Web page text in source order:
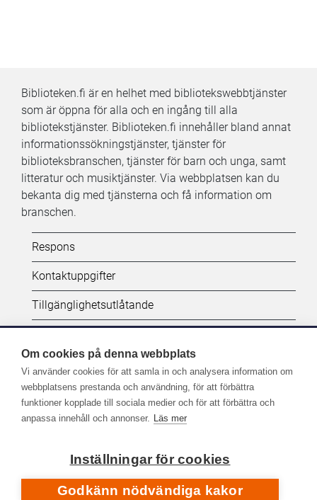
Biblioteken.fi är en helhet med bibliotekswebbtjänster
som är öppna för alla och en ingång till alla
bibliotekstjänster. Biblioteken.fi innehåller bland annat
informationssökningstjänster, tjänster för
biblioteksbranschen, tjänster för barn och unga, samt
litteratur och musiktjänster. Via webbplatsen kan du
bekanta dig med tjänsterna och få information om
branschen.
Kifi:
Biblioteken.fi-
alatunniste
(SV)
Respons
Kontaktuppgifter
Tillgänglighetsutlåtande
Följ oss:
Fler kanaler på sociala medier
Om cookies på denna webbplats
Vi använder cookies för att samla in och analysera information om
webbplatsens prestanda och användning, för att förbättra
funktioner kopplade till sociala medier och för att förbättra och
anpassa innehåll och annonser. Läs mer
Inställningar för cookies
Godkänn nödvändiga kakor